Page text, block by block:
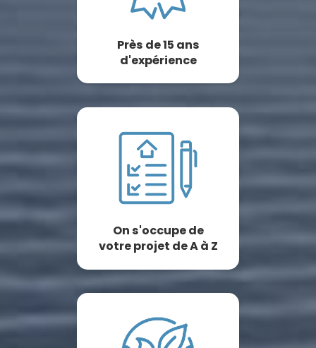
Près de 15 ans
d'expérience
On s'occupe de
votre projet de A à Z